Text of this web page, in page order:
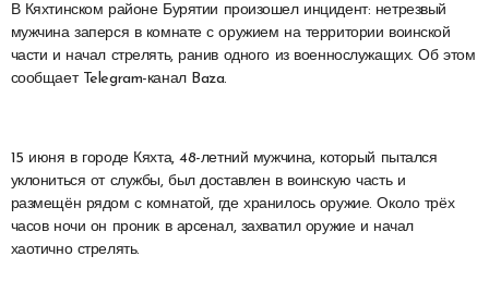
В Кяхтинском районе Бурятии произошел инцидент: нетрезвый
мужчина заперся в комнате с оружием на территории воинской
части и начал стрелять, ранив одного из военнослужащих. Об этом
сообщает Telegram-канал Baza.
15 июня в городе Кяхта, 48-летний мужчина, который пытался
уклониться от службы, был доставлен в воинскую часть и
размещён рядом с комнатой, где хранилось оружие. Около трёх
часов ночи он проник в арсенал, захватил оружие и начал
хаотично стрелять.